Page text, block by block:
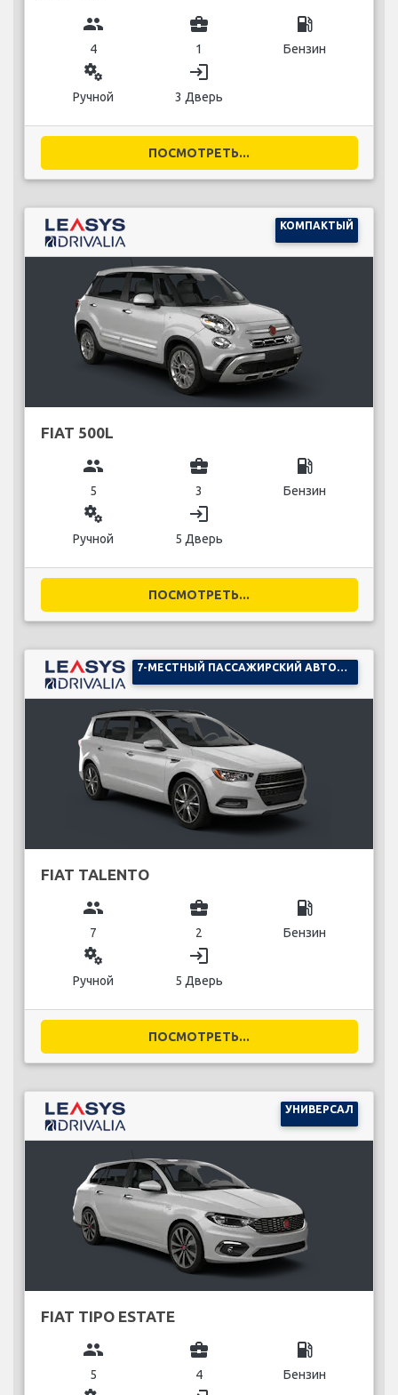
group
4
business_center
1
local_gas_station
Бензин
miscellaneous_services
Ручной
login
3 Дверь
ПОСМОТРЕТЬ...
КОМПАКТЫЙ
FIAT 500L
group
5
business_center
3
local_gas_station
Бензин
miscellaneous_services
Ручной
login
5 Дверь
ПОСМОТРЕТЬ...
FIAT TALENTO
group
7
business_center
2
local_gas_station
Бензин
miscellaneous_services
Ручной
login
5 Дверь
ПОСМОТРЕТЬ...
УНИВЕРСАЛ
FIAT TIPO ESTATE
group
5
business_center
4
local_gas_station
Бензин